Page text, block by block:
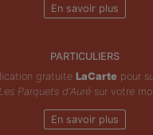
En savoir plus
PARTICULIERS
gratuite LaCartepour
Les Parquets d'Aurésur votre
En savoir plus